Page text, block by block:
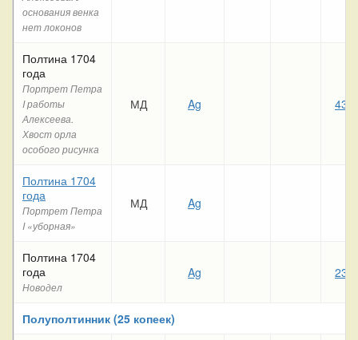
основания венка
нет локонов
Полтина 1704
года
Портрет Петра
I работы
Алексеева.
Хвост орла
особого рисунка
МД Ag 436
Полтина 1704
года
Портрет Петра
I «уборная»
МД Ag
Полтина 1704
года
Новодел
Ag 236
Полуполтинник (25 копеек)